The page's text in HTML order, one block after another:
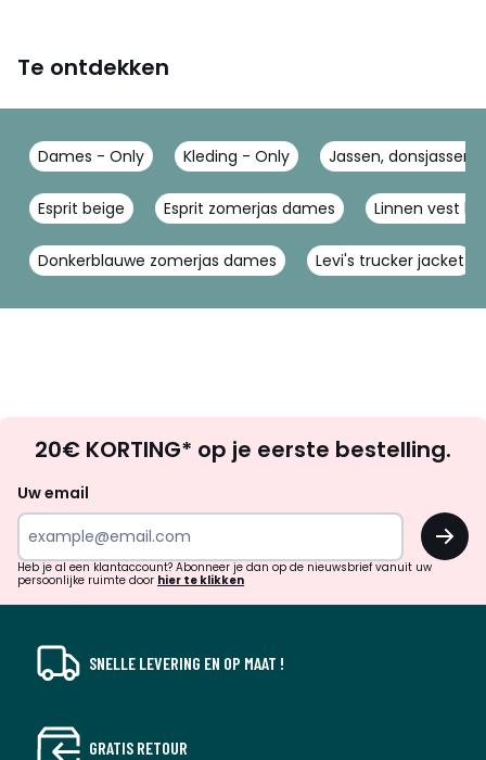
Te ontdekken
Dames - Only Kleding - Only Jassen, donsjassen
Esprit beige Esprit zomerjas dames Linnen vest
Donkerblauwe zomerjas dames Levi's trucker jacket
zoek
inspiratie
verrassingen?
20€ KORTING* op je eerste bestelling.
Uw email
OK
Heb je al een klantaccount? Abonneer je dan op de nieuwsbrief vanuit uw
persoonlijke ruimte door hier te klikken
SNELLE LEVERING EN OP MAAT !
GRATIS RETOUR